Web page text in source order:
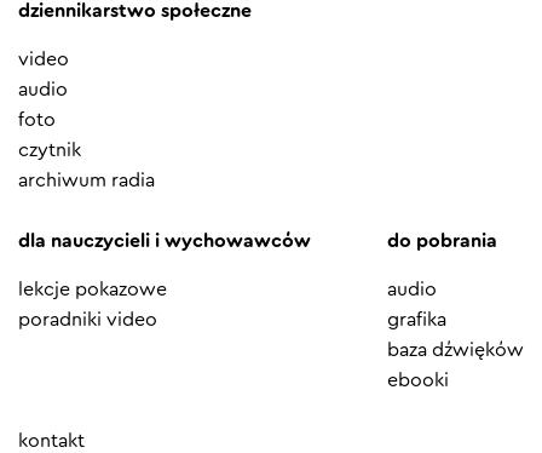
dziennikarstwo społeczne
video
audio
foto
czytnik
archiwum radia
dla nauczycieli i wychowawców
lekcje pokazowe
poradniki video
do pobrania
audio
grafika
baza dźwięków
ebooki
Element
kontakt